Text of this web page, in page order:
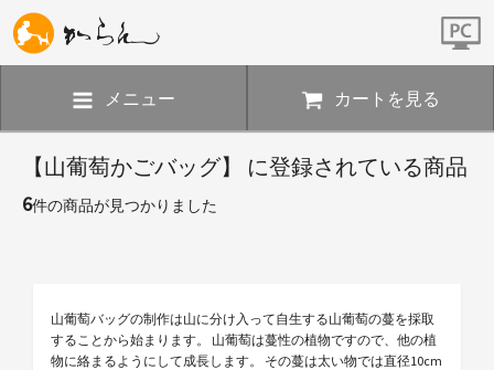
メニュー カートを見る
【山葡萄かごバッグ】 に登録されている商品
6件の商品が見つかりました
山葡萄バッグの制作は山に分け入って自生する山葡萄の蔓を採取
することから始まります。 山葡萄は蔓性の植物ですので、他の植
物に絡まるようにして成長します。 その蔓は太い物では直径10cm